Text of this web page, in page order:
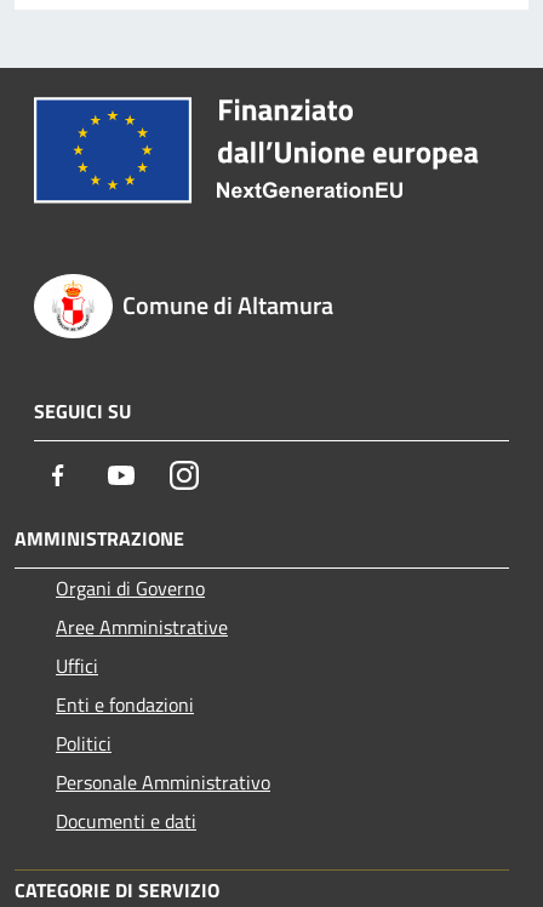
Comune di Altamura
SEGUICI SU
Facebook YoutubeInstagram
AMMINISTRAZIONE
Organi di Governo
Aree Amministrative
Uffici
Enti e fondazioni
Politici
Personale Amministrativo
Documenti e dati
CATEGORIE DI SERVIZIO